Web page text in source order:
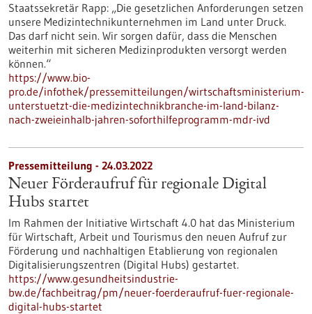
Staatssekretär Rapp: „Die gesetzlichen Anforderungen setzen
unsere Medizintechnikunternehmen im Land unter Druck.
Das darf nicht sein. Wir sorgen dafür, dass die Menschen
weiterhin mit sicheren Medizinprodukten versorgt werden
können.“
https://www.bio-
pro.de/infothek/pressemitteilungen/wirtschaftsministerium-
unterstuetzt-die-medizintechnikbranche-im-land-bilanz-
nach-zweieinhalb-jahren-soforthilfeprogramm-mdr-ivd
Pressemitteilung - 24.03.2022
Neuer Förderaufruf für regionale Digital
Hubs startet
Im Rahmen der Initiative Wirtschaft 4.0 hat das Ministerium
für Wirtschaft, Arbeit und Tourismus den neuen Aufruf zur
Förderung und nachhaltigen Etablierung von regionalen
Digitalisierungszentren (Digital Hubs) gestartet.
https://www.gesundheitsindustrie-
bw.de/fachbeitrag/pm/neuer-foerderaufruf-fuer-regionale-
digital-hubs-startet